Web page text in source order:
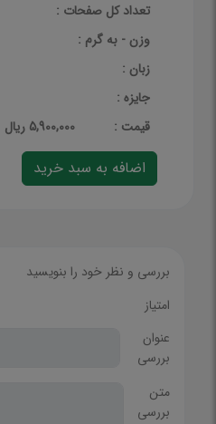
تعداد کل صفحات :
وزن - به گرم :
زبان :
جایزه :
قيمت :
5,900,000 ریال
بررسی و نظر خود را بنویسید
امتیاز
عنوان
بررسی
متن
بررسی